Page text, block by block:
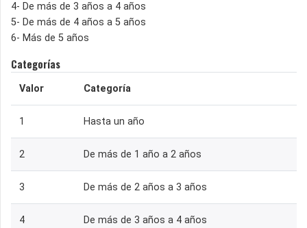
4- De más de 3 años a 4 años
5- De más de 4 años a 5 años
6- Más de 5 años
Categorías
Valor Categoría
1 Hasta un año
2 De más de 1 año a 2 años
3 De más de 2 años a 3 años
4 De más de 3 años a 4 años